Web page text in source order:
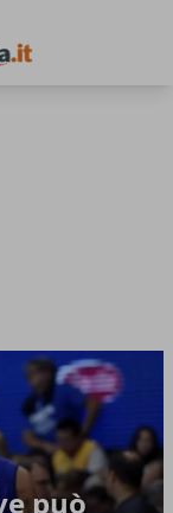
può